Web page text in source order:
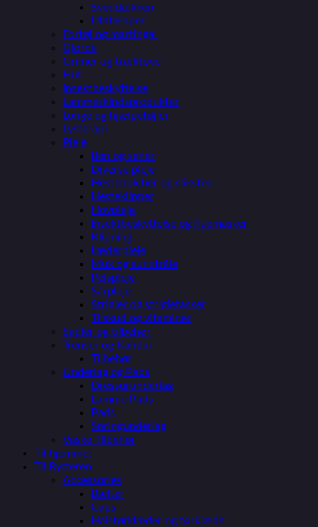
Sveddækken
Uldtæpper
Fortøj og martingal
Gjorde
Grimer og træktove
Hut
Insektbeskyttelse
Lammeskindsprodukter
Longe og hjælpetøjler
Lysterapi
Pleje
Ben og sener
Diverse pleje
Hestebolcher og sliksten
Hesteklipper
Hovpleje
Insektbeskyttelse og fluemasker
Klipning
Læderpleje
Muk og sur stråle
Pelspleje
Sårpleje
Strigler og strigletasker
Tilskud og vitaminer
Sadler og tilbehør
Trenser og Kandar
Tilbehør
Underlag og Pads
Dressurunderlag
Lamme Pads
Pads
Springunderlag
Vaske Tilbehør
Til hjemmet
Til Rytteren
Accessories
Bælter
Caps
Halstørklæder og tørklæde